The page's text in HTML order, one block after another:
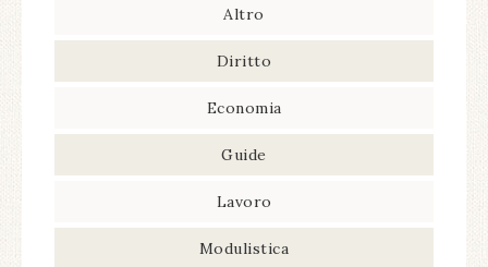
Altro
Diritto
Economia
Guide
Lavoro
Modulistica